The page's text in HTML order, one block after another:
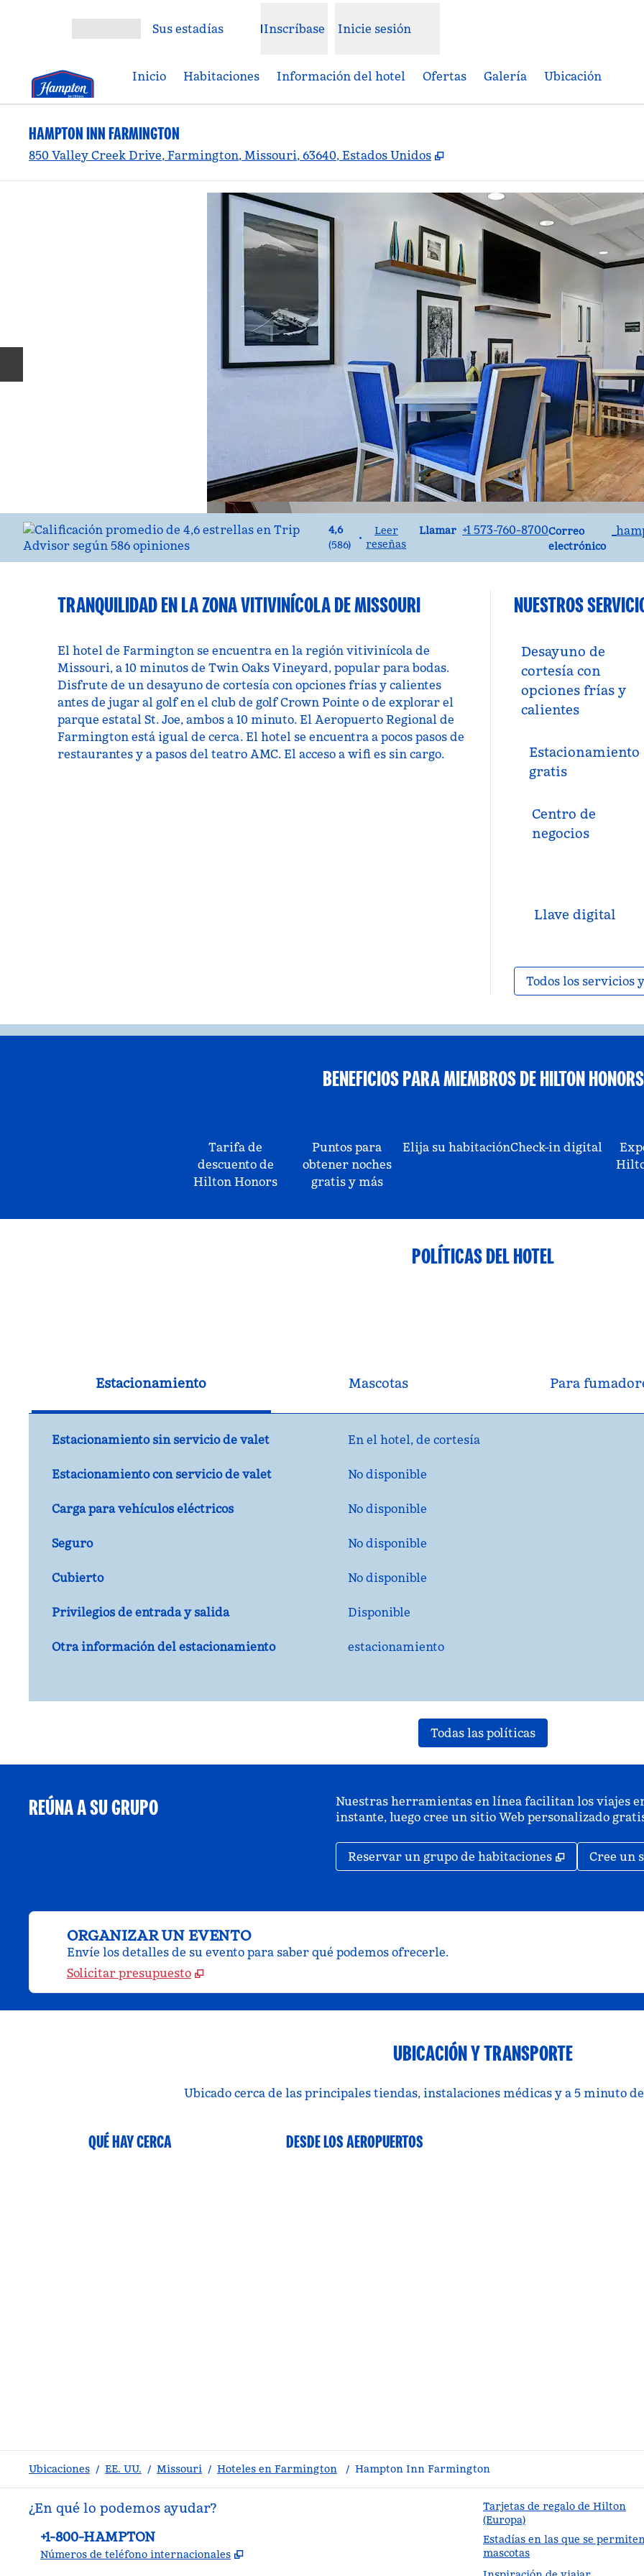
Sus estadías Inscríbase Inicie sesión
Inicio Habitaciones Información del hotel Ofertas Galería Ubicación
HAMPTON INN FARMINGTON
850 Valley Creek Drive, Farmington, Missouri, 63640, Estados Unidos ,
4,6
(586)
•
Leer
reseñas
Llamar
Llame al+1 573-760-8700Correo
electrónico
Correo
TRANQUILIDAD EN LA ZONA VITIVINÍCOLA DE MISSOURI
El hotel de Farmington se encuentra en la región vitivinícola de
Missouri, a 10 minutos de Twin Oaks Vineyard, popular para bodas.
Disfrute de un desayuno de cortesía con opciones frías y calientes
antes de jugar al golf en el club de golf Crown Pointe o de explorar el
parque estatal St. Joe, ambos a 10 minuto. El Aeropuerto Regional de
Farmington está igual de cerca. El hotel se encuentra a pocos pasos de
restaurantes y a pasos del teatro AMC. El acceso a wifi es sin cargo.
NUESTROS
Desayuno de
cortesía con
opciones frías y
calientes
Estacionamiento
gratis
Centro de
negocios
Llave digital
Todos los servicios
BENEFICIOS PARA MIEMBROS DE HILTON HONORS
Tarifa de
descuento de
Hilton Honors
Puntos para
obtener noches
gratis y más
Elija su habitaciónCheck-in digital
POLÍTICAS DEL HOTEL
Estacionamiento Mascotas Para
Estacionamiento sin servicio de valet En el hotel, de cortesía
Estacionamiento con servicio de valet No disponible
Carga para vehículos eléctricos No disponible
Seguro No disponible
Cubierto No disponible
Privilegios de entrada y salida Disponible
Otra información del estacionamiento estacionamiento
Todas las políticas
REÚNA A SU GRUPO
Nuestras herramientas en línea facilitan los viajes
instante, luego cree un sitio Web personalizado
Reservar un grupo de habitaciones , Abre una
Cree un
ORGANIZAR UN EVENTO
Envíe los detalles de su evento para saber qué podemos ofrecerle.
Solicitar presupuesto
UBICACIÓN Y TRANSPORTE
Ubicado cerca de las principales tiendas, instalaciones médicas y a 5 minuto
QUÉ HAY CERCA DESDE LOS AEROPUERTOS
Ubicaciones / EE. UU. / Missouri / Hoteles en Farmington / Hampton Inn Farmington
¿En qué lo podemos ayudar?
Teléfono:
+1-800-HAMPTON
Números de teléfono internacionales ,
Tarjetas de regalo de Hilton
(Europa)
Estadías en las que se
mascotas